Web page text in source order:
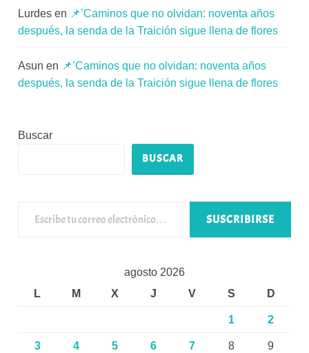
Lurdes en 📌’Caminos que no olvidan: noventa años
después, la senda de la Traición sigue llena de flores
Asun en 📌’Caminos que no olvidan: noventa años
después, la senda de la Traición sigue llena de flores
Buscar
BUSCAR
SUSCRIBIRSE
agosto 2026
L
M X J V S D
1 2
3 4 5 6 7 8 9